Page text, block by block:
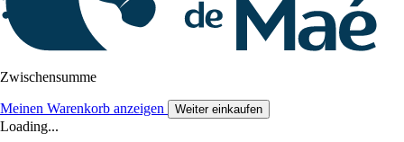
Zwischensumme
Meinen Warenkorb anzeigen Weiter einkaufen
Loading...